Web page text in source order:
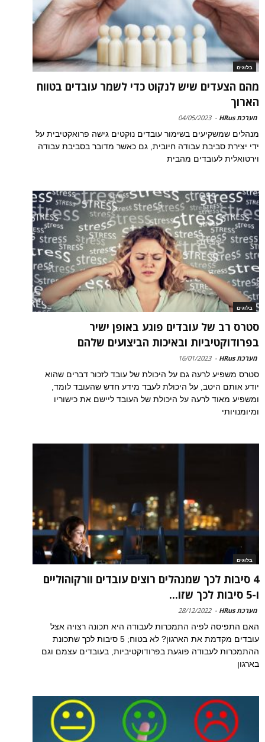
בלוגים
מהם הצעדים שיש לנקוט כדי לשמר עובדים בטווח
הארוך
מערכת HRus -
04/05/2023
מנהלים שמשקיעים בשימור עובדים נוקטים גישה פרואקטיבית על
ידי יצירת סביבת עבודה חיובית, גם כאשר מדובר בסביבת עבודה
וירטואלית לעובדים מהבית
בלוגים
סטרס רב של עובדים פוגע באופן ישיר
בפרודוקטיביות ובאיכות הביצועים שלהם
מערכת HRus -
16/01/2023
סטרס משפיע לרעה גם על היכולת של עובד לזכור דברים שהוא
יודע אותם היטב, על היכולת לעבד מידע חדש שהעובד לומד,
ומשפיע מאוד לרעה על היכולת של העובד ליישם את כישוריו
ומיומנויותי
בלוגים
4 סיבות לכך שמנהלים רוצים עובדים וורקוהוליים
ו-5 סיבות לכך שזו...
מערכת HRus -
28/12/2022
האם התפיסה לפיה התמכרות לעבודה היא תכונה רצויה אצל
עובדים מקדמת את הארגון? לא בטוח; 5 סיבות לכך שתכונת
ההתמכרות לעבודה פוגעת בפרודוקטיביות, בעובדים עצמם וגם
בארגון